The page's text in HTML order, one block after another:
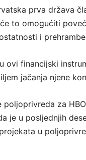
prva država
to omogućiti
i
ovi financijski
jačanja njene
za
je u posljednjih
u